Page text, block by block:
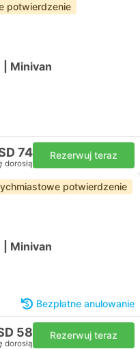
potwierdzenie
Minivan
74
dorosłą
Rezerwuj teraz
potwierdzenie
Minivan
Bezpłatne anulowanie
58
dorosłą
Rezerwuj teraz